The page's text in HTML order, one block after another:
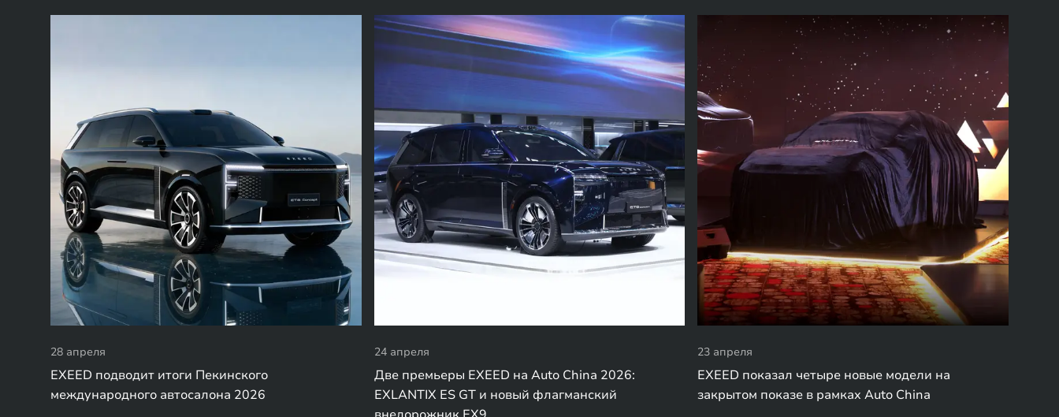
28 апреля
EXEED подводит итоги Пекинского
международного автосалона 2026
24 апреля
Две премьеры EXEED на Auto China 2026:
EXLANTIX ES GT и новый флагманский
23 апреля
EXEED показал четыре новые модели на
закрытом показе в рамках Auto China